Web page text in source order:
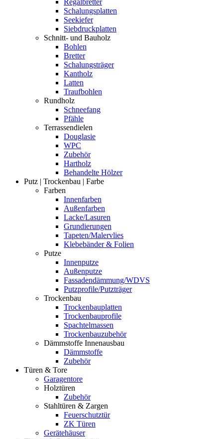
Regalbretter
Schalungsplatten
Seekiefer
Siebdruckplatten
Schnitt- und Bauholz
Bohlen
Bretter
Schalungsträger
Kantholz
Latten
Traufbohlen
Rundholz
Schneefang
Pfähle
Terrassendielen
Douglasie
WPC
Zubehör
Hartholz
Behandelte Hölzer
Putz | Trockenbau | Farbe
Farben
Innenfarben
Außenfarben
Lacke/Lasuren
Grundierungen
Tapeten/Malervlies
Klebebänder & Folien
Putze
Innenputze
Außenputze
Fassadendämmung/WDVS
Putzprofile/Putzträger
Trockenbau
Trockenbauplatten
Trockenbauprofile
Spachtelmassen
Trockenbauzubehör
Dämmstoffe Innenausbau
Dämmstoffe
Zubehör
Türen & Tore
Garagentore
Holztüren
Zubehör
Stahltüren & Zargen
Feuerschutztür
ZK Türen
Gerätehäuser